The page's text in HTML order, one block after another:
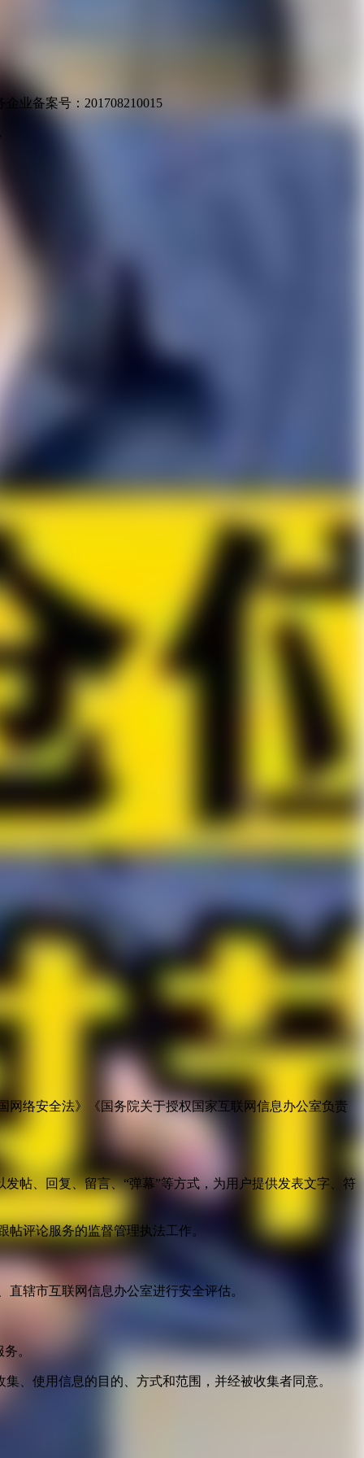
业备案号：201708210015
络安全法》《国务院关于授权国家互联网信息办公室负责
帖、回复、留言、“弹幕”等方式，为用户提供发表文字、符
评论服务的监督管理执法工作。
辖市互联网信息办公室进行安全评估。
。
、使用信息的目的、方式和范围，并经被收集者同意。